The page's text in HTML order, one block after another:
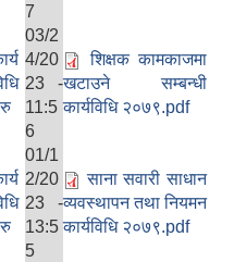
7
03/2
4/20
23 -
11:5
6
शिक्षक कामकाजमा
खटाउने सम्बन्धी
कार्यविधि २०७९.pdf
01/1
2/20
23 -
13:5
5
साना सवारी साधान
व्यवस्थापन तथा नियमन
कार्यविधि २०७९.pdf